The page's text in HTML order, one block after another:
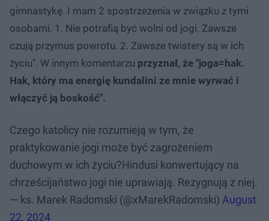
gimnastykę. I mam 2 spostrzeżenia w związku z tymi
osobami. 1. Nie potrafią być wolni od jogi. Zawsze
czują przymus powrotu. 2. Zawsze twistery są w ich
życiu". W innym komentarzu przyznał, że "joga=hak.
Hak, który ma energię kundalini ze mnie wyrwać i
włączyć ją boskość".
Czego katolicy nie rozumieją w tym, że
praktykowanie jogi może być zagrożeniem
duchowym w ich życiu?Hindusi konwertujący na
chrześcijaństwo jogi nie uprawiają. Rezygnują z niej.
— ks. Marek Radomski (@xMarekRadomski) August
22, 2024